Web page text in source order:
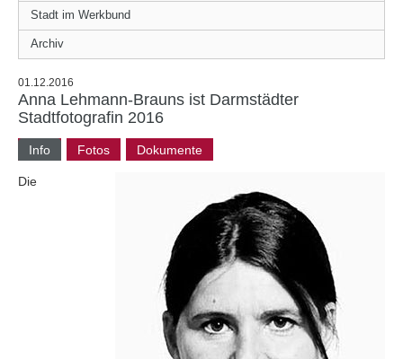
Stadt im Werkbund
Archiv
01.12.2016
Anna Lehmann-Brauns ist Darmstädter
Stadtfotografin 2016
Info Fotos Dokumente
Die